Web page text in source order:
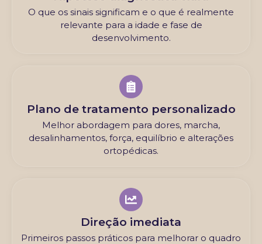
O que os sinais significam e o que é realmente
relevante para a idade e fase de
desenvolvimento.
Plano de tratamento personalizado
Melhor abordagem para dores, marcha,
desalinhamentos, força, equilíbrio e alterações
ortopédicas.
Direção imediata
Primeiros passos práticos para melhorar o quadro